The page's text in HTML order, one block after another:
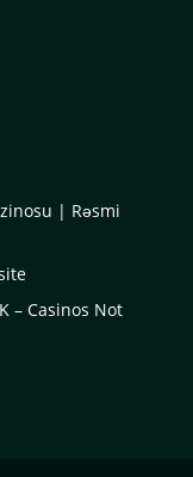
| Rəsmi
– Casinos Not